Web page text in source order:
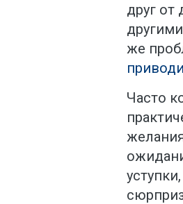
друг от
же
Часто